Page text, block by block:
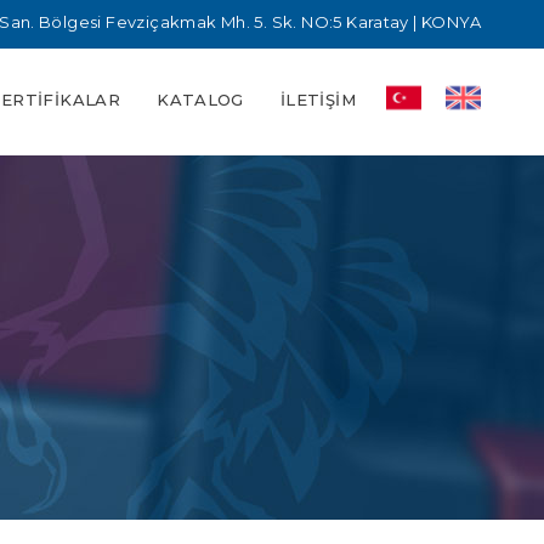
Bölgesi Fevziçakmak Mh. 5. Sk. NO:5 Karatay | KONYA
KATALOG İLETIŞIM